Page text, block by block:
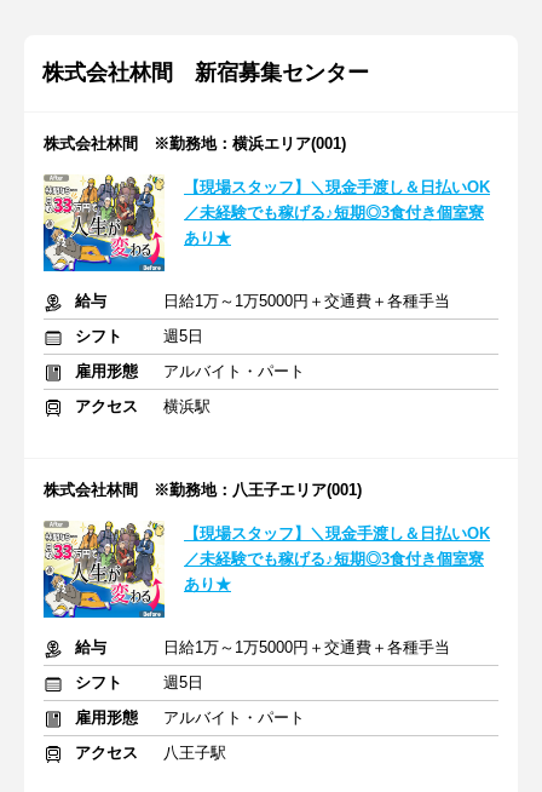
株式会社林間 新宿募集センター
株式会社林間 ※勤務地：横浜エリア(001)
【現場スタッフ】＼現金手渡し＆日払いOK
／未経験でも稼げる♪短期◎3食付き個室寮
あり★
給与
日給1万～1万5000円＋交通費＋各種手当
シフト
週5日
雇用形態
アルバイト・パート
アクセス
横浜駅
株式会社林間 ※勤務地：八王子エリア(001)
【現場スタッフ】＼現金手渡し＆日払いOK
／未経験でも稼げる♪短期◎3食付き個室寮
あり★
給与
日給1万～1万5000円＋交通費＋各種手当
シフト
週5日
雇用形態
アルバイト・パート
アクセス
八王子駅